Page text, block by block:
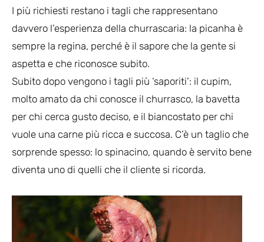
I più richiesti restano i tagli che rappresentano
davvero l’esperienza della churrascaria: la picanha è
sempre la regina, perché è il sapore che la gente si
aspetta e che riconosce subito.
Subito dopo vengono i tagli più ‘saporiti’: il cupim,
molto amato da chi conosce il churrasco, la bavetta
per chi cerca gusto deciso, e il biancostato per chi
vuole una carne più ricca e succosa. C’è un taglio che
sorprende spesso: lo spinacino, quando è servito bene
diventa uno di quelli che il cliente si ricorda.